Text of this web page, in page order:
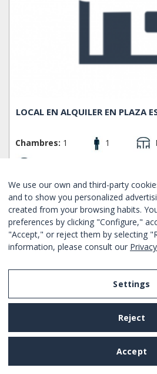
LOCAL EN ALQUILER EN PLAZA
Chambres: 1 1
Sants Montjuic - Barcelone
Location mensuelle
À partir de 1627€/ mois
We use our own and third-party
and to show you personalized
created from your browsing habits.
preferences by clicking "Configure,"
"Accept," or reject them by selecting
information, please consult our
Settings
Reject
Accept